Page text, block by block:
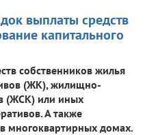
выплаты средств
капитального
собственников жилья
(ЖК), жилищно-
(ЖСК) или иных
А также
многоквартирных домах.